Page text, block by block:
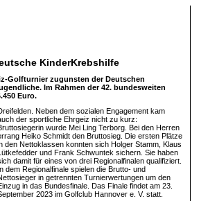
KinderKrebshilfe
Golfturnier zugunsten der Deutschen
Im Rahmen der 42. bundesweiten
Euro.
Neben dem sozialen Engagement kam
der sportliche Ehrgeiz nicht zu kurz:
wurde Mei Ling Terborg. Bei den Herren
Heiko Schmidt den Bruttosieg. Die ersten Plätze
den Nettoklassen konnten sich Holger Stamm, Klaus
und Frank Schwuntek sichern. Sie haben
damit für eines von drei Regionalfinalen qualifiziert.
dem Regionalfinale spielen die Brutto- und
in getrennten Turnierwertungen um den
in das Bundesfinale. Das Finale findet am 23.
2023 im Golfclub Hannover e. V. statt.